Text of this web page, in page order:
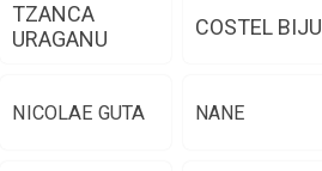
TZANCA
URAGANU
COSTEL BIJU
NICOLAE GUTA NANE